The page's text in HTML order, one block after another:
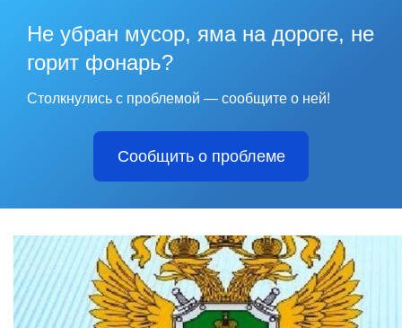
Не убран мусор, яма на дороге, не
горит фонарь?
Столкнулись с проблемой — сообщите о ней!
Сообщить о проблеме